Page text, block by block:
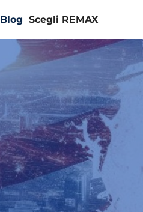
Blog Scegli REMAX